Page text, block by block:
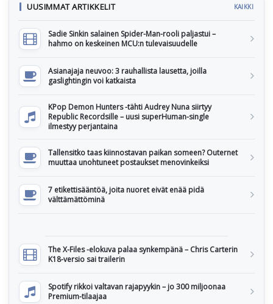
UUSIMMAT ARTIKKELIT KAIKKI
Sadie Sinkin salainen Spider-Man-rooli paljastui –
hahmo on keskeinen MCU:n tulevaisuudelle
Asianajaja neuvoo: 3 rauhallista lausetta, joilla
gaslightingin voi katkaista
KPop Demon Hunters -tähti Audrey Nuna siirtyy
Republic Recordsille – uusi superHuman-single
ilmestyy perjantaina
Tallensitko taas kiinnostavan paikan someen? Outernet
muuttaa unohtuneet postaukset menovinkeiksi
7 etikettisääntöä, joita nuoret eivät enää pidä
välttämättöminä
The X-Files -elokuva palaa synkempänä – Chris Carterin
K18-versio sai trailerin
Spotify rikkoi valtavan rajapyykin – jo 300 miljoonaa
Premium-tilaajaa